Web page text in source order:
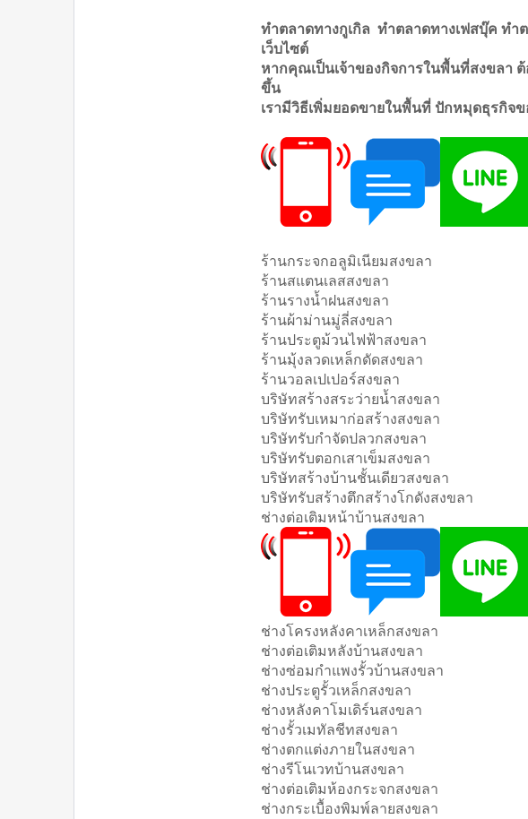
ทำตลาดทางกูเกิล ทำตลาดทางเฟสบุ๊ค ท
เว็บไซต์
หากคุณเป็นเจ้าของกิจการในพื้นที่สงขลา
ขึ้น
เรามีวิธีเพิ่มยอดขายในพื้นที่ ปักหมุดธุรกิจ
ร้านกระจกอลูมิเนียมสงขลา
ร้านสแตนเลสสงขลา
ร้านรางน้ำฝนสงขลา
ร้านผ้าม่านมู่ลี่สงขลา
ร้านประตูม้วนไฟฟ้าสงขลา
ร้านมุ้งลวดเหล็กดัดสงขลา
ร้านวอลเปเปอร์สงขลา
บริษัทสร้างสระว่ายน้ำสงขลา
บริษัทรับเหมาก่อสร้างสงขลา
บริษัทรับกำจัดปลวกสงขลา
บริษัทรับตอกเสาเข็มสงขลา
บริษัทสร้างบ้านชั้นเดียวสงขลา
บริษัทรับสร้างตึกสร้างโกดังสงขลา
ช่างต่อเติมหน้าบ้านสงขลา
ช่างโครงหลังคาเหล็กสงขลา
ช่างต่อเติมหลังบ้านสงขลา
ช่างซ่อมกำแพงรั้วบ้านสงขลา
ช่างประตูรั้วเหล็กสงขลา
ช่างหลังคาโมเดิร์นสงขลา
ช่างรั้วเมทัลชีทสงขลา
ช่างตกแต่งภายในสงขลา
ช่างรีโนเวทบ้านสงขลา
ช่างต่อเติมห้องกระจกสงขลา
ช่างกระเบื้องพิมพ์ลายสงขลา